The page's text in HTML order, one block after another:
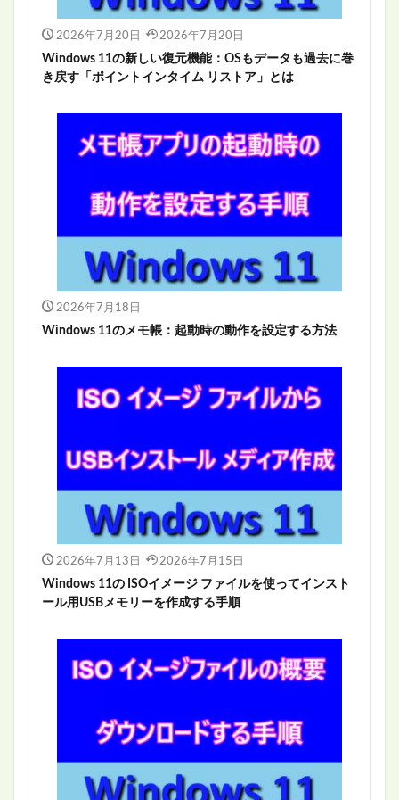
2026年7月20日 2026年7月20日
Windows 11の新しい復元機能：OSもデータも過去に巻
き戻す「ポイントインタイム リストア」とは
2026年7月18日
Windows 11のメモ帳：起動時の動作を設定する方法
2026年7月13日 2026年7月15日
Windows 11の ISOイメージ ファイルを使ってインスト
ール用USBメモリーを作成する手順